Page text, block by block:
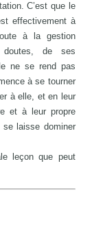
C’est que le
effectivement à
à la gestion
de ses
ne se rend pas
à se tourner
à elle, et en leur
et à leur propre
se laisse dominer
leçon que peut